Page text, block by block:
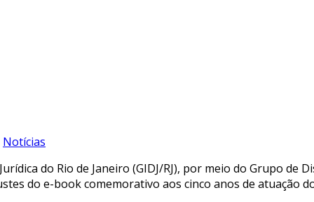
Notícias
do Rio de Janeiro (GIDJ/RJ), por meio do Grupo de
do e-book comemorativo aos cinco anos de atuação do